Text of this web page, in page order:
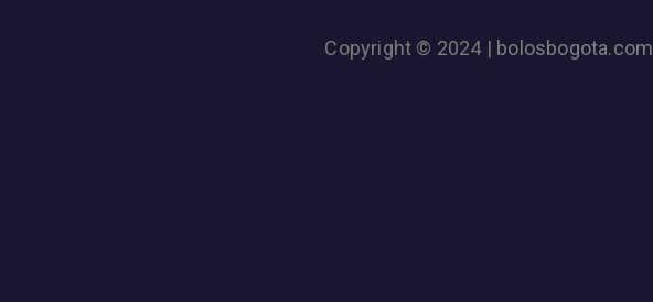
Copyright © 2024 | bolosbogota.com